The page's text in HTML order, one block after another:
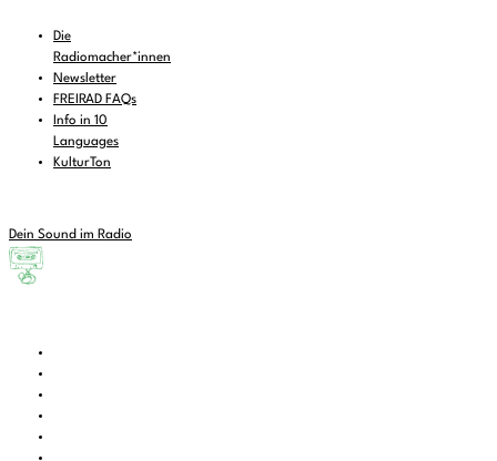
Die
Radiomacher*innen
Newsletter
FREIRAD FAQs
Info in 10
Languages
KulturTon
Dein Sound im Radio